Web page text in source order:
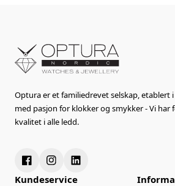
Optura er et familiedrevet selskap, etablert i
med pasjon for klokker og smykker - Vi har
kvalitet i alle ledd.
Kundeservice